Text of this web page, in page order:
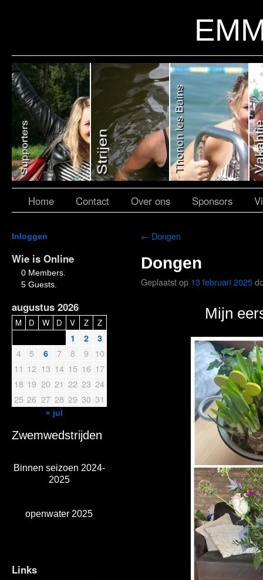
Home Contact Over ons Sponsors
Inloggen
Wie is Online
0 Members.
5 Guests.
augustus 2026
M D W D V Z Z
1 2 3
4 5 6 7 8 9
10
11 12 13 14 15 16 17
18 19 20 21 22 23 24
25 26 27 28 29 30 31
« jul
Zwemwedstrijden
Binnen seizoen 2024-
2025
openwater 2025
Links
← Dongen
Dongen
Geplaatst op 13 februari 2025
Mijn